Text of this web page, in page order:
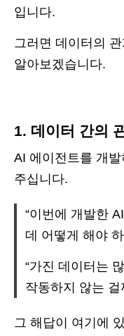
입니다.
그러면 데이터의
알아보겠습니다.
1. 데이터 간의
AI 에이전트를 개
주십니다.
“이번에 개발한
데 어떻게 해야
“가진 데이터는
작동하지 않는 걸
그 해답이 여기에